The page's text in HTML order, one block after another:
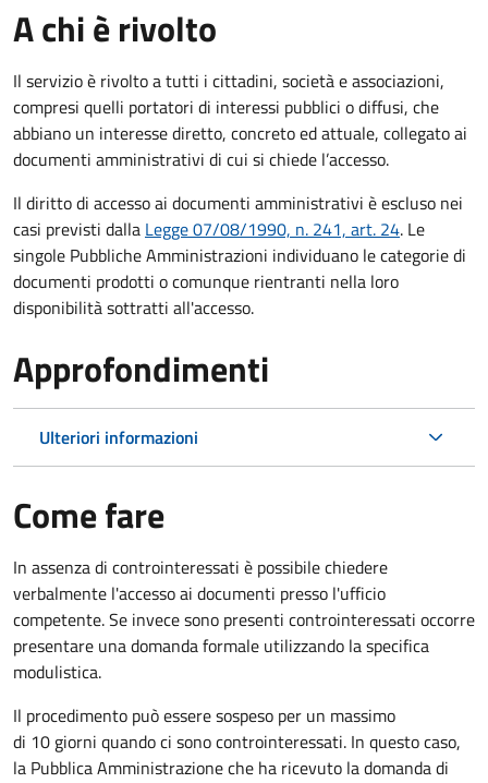
A chi è rivolto
Il servizio è rivolto a tutti i cittadini, società e associazioni,
compresi quelli portatori di interessi pubblici o diffusi, che
abbiano un interesse diretto, concreto ed attuale, collegato ai
documenti amministrativi di cui si chiede l’accesso.
Il diritto di accesso ai documenti amministrativi è escluso nei
casi previsti dalla Legge 07/08/1990, n. 241, art. 24. Le
singole Pubbliche Amministrazioni individuano le categorie di
documenti prodotti o comunque rientranti nella loro
disponibilità sottratti all'accesso.
Approfondimenti
Ulteriori informazioni
Come fare
In assenza di controinteressati è possibile chiedere
verbalmente l'accesso ai documenti presso l'ufficio
competente. Se invece sono presenti controinteressati occorre
presentare una domanda formale utilizzando la specifica
modulistica.
Il procedimento può essere sospeso per un massimo
di 10 giorni quando ci sono controinteressati. In questo caso,
la Pubblica Amministrazione che ha ricevuto la domanda di